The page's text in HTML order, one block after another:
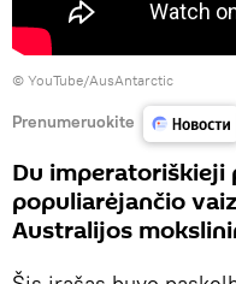
© YouTube/AusAntarctic
Prenumeruokite
Du imperatoriškieji
populiarėjančio
Australijos